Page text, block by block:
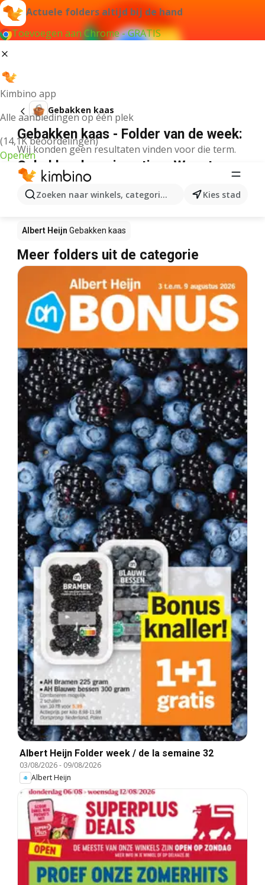
Actuele folders altijd bij de hand
Toevoegen aan Chrome - GRATIS
Kimbino app
Alle aanbiedingen op één plek
(14,1K beoordelingen)
Openen
Zoeken naar winkels, categorieën, producten...
Kies stad
Gebakken kaas
Gebakken kaas - Folder van de week:
Wij konden geen resultaten vinden voor die term.
Gebakken kaas in actie – Waar te
koop?
Albert Heijn Gebakken kaas
Meer folders uit de categorie
Albert Heijn Folder week / de la semaine 32
03/08/2026- 09/08/2026
Albert Heijn